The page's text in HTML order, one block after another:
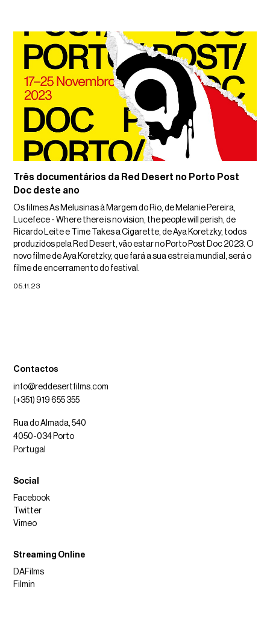
Três documentários da Red Desert no Porto Post
Doc deste ano
Os filmes As Melusinas à Margem do Rio, de Melanie Pereira,
Lucefece - Where there is no vision, the people will perish, de
Ricardo Leite e Time Takes a Cigarette, de Aya Koretzky, todos
produzidos pela Red Desert, vão estar no Porto Post Doc 2023. O
novo filme de Aya Koretzky, que fará a sua estreia mundial, será o
filme de encerramento do festival.
05.11.23
Contactos
info@reddesertfilms.com
(+351) 919 655 355
Rua do Almada, 540
4050-034 Porto
Portugal
Social
Facebook
Twitter
Vimeo
Streaming Online
DAFilms
Filmin